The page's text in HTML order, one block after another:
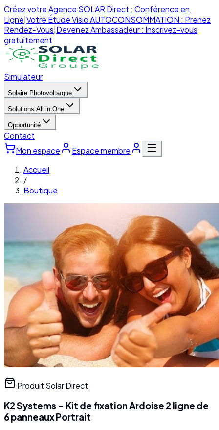
Créez votre Agence SOLAR Direct : Conférence en
Ligne Votre Étude Visio AUTOCONSOMMATION : Prenez
Rendez-Vous Devenez Ambassadeur : Inscrivez-vous
gratuitement
Simulateur
Solaire Photovoltaïque
Solutions All in One
Opportunité
Contact
Mon espace
Espace membre
Accueil
/
Boutique
Produit Solar Direct
K2 Systems – Kit de fixation Ardoise 2 ligne de
6 panneaux Portrait